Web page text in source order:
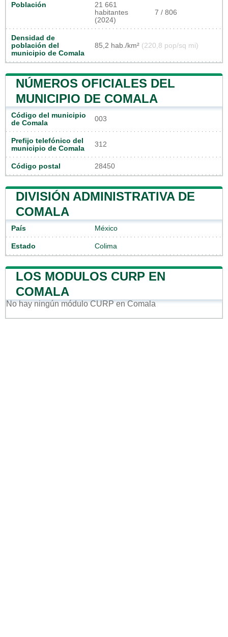
Población
21 661
habitantes
(2024)
7 / 806
Densidad de
población del
municipio de Comala
85,2 hab./km² (220,8 pop/sq mi)
NÚMEROS OFICIALES DEL
MUNICIPIO DE COMALA
Código del municipio
de Comala
003
Prefijo telefónico del
municipio de Comala
312
Código postal 28450
DIVISIÓN ADMINISTRATIVA DE
COMALA
País México
Estado Colima
LOS MODULOS CURP EN
COMALA
No hay ningún módulo CURP en Comala